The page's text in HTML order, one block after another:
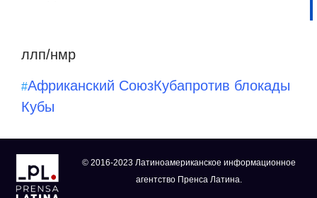
ллп/нмр
#Африканский СоюзКубапротив блокады
Кубы
© 2016-2023 Латиноамериканское информационное
агентство Пренса Латина.